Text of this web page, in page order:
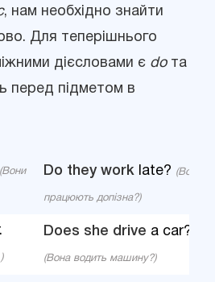
, нам необхідно знайти
Для теперішнього
дієсловами є doта
перед підметом в
(Вони Do they work late? (Вони
працюють допізна?)
Does she drive a car?
(Вона водить машину?)